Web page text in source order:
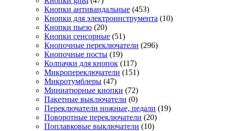
Кнопки антивандальные (453)
Кнопки для электроинструмента (10)
Кнопки пьезо (20)
Кнопки сенсорные (51)
Кнопочные переключатели (296)
Кнопочные посты (19)
Колпачки для кнопок (117)
Микропереключатели (151)
Микротумблеры (47)
Миниатюрные кнопки (72)
Пакетные выключатели (0)
Переключатели ножные, педали (19)
Поворотные переключатели (20)
Поплавковые выключатели (10)